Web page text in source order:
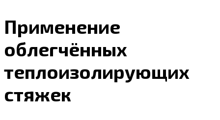
Применение
облегчённых
теплоизолирующих
стяжек